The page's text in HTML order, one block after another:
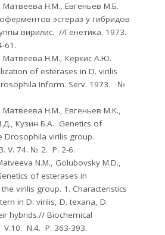
Н.М., Евгеньев М.Б.
эстераз у гибридов
вирилис. //Генетика. 1973.
61.
Матвеева Н.М., Керкис А.Ю.
of esterases in D. virilis
Inform. Serv. 1973. №
Н.М., Евгеньев М.К.,
Кузин Б.А. Genetics of
Drosophila virilis group.
V. 74. № 2. Р. 2-6.
N.M., Golubovsky M.D.,
of esterases in
virilis group. 1. Characteristics
in D. virilis, D. texana, D.
hybrids.// Biochemical
V.10. N.4. Р. 363-393.